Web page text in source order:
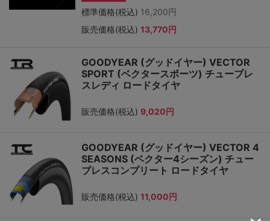
標準価格(税込) 16,200円
販売価格(税込) 13,770円
GOODYEAR (グッドイヤー) VECTOR
SPORT (ベクタースポーツ) チューブレ
スレディ ロードタイヤ
販売価格(税込) 9,020円
GOODYEAR (グッドイヤー) VECTOR 4
SEASONS (ベクター4シーズン) チュー
ブレスコンプリート ロードタイヤ
販売価格(税込) 11,000円